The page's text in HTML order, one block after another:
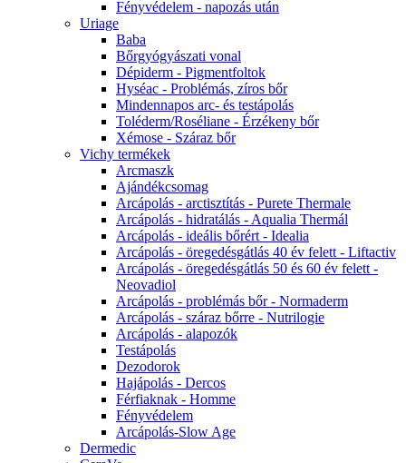
Fényvédelem - napozás után
Uriage
Baba
Bőrgyógyászati vonal
Dépiderm - Pigmentfoltok
Hyséac - Problémás, zíros bőr
Mindennapos arc- és testápolás
Toléderm/Roséliane - Érzékeny bőr
Xémose - Száraz bőr
Vichy termékek
Arcmaszk
Ajándékcsomag
Arcápolás - arctisztítás - Purete Thermale
Arcápolás - hidratálás - Aqualia Thermál
Arcápolás - ideális bőrért - Idealia
Arcápolás - öregedésgátlás 40 év felett - Liftactiv
Arcápolás - öregedésgátlás 50 és 60 év felett -
Neovadiol
Arcápolás - problémás bőr - Normaderm
Arcápolás - száraz bőrre - Nutrilogie
Arcápolás - alapozók
Testápolás
Dezodorok
Hajápolás - Dercos
Férfiaknak - Homme
Fényvédelem
Arcápolás-Slow Age
Dermedic